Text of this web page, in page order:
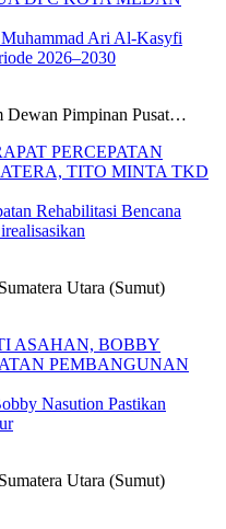
Ari Al-Kasyfi
2026–2030
Dewan Pimpinan Pusat…
Rehabilitasi Bencana
Utara (Sumut)
Nasution Pastikan
Utara (Sumut)